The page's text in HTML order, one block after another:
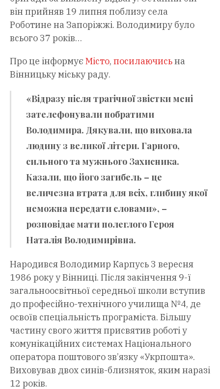
він прийняв 19 липня поблизу села
Роботине на Запоріжжі. Володимиру було
всього 37 років…
Про це інформує Місто, посилаючисьна
Вінницьку міську раду.
«Відразу після трагічної звістки мені
зателефонували побратими
Володимира. Дякували, що виховала
людину з великої літери. Гарного,
сильного та мужнього Захисника.
Казали, що його загибель – це
величезна втрата для всіх, глибину якої
неможна передати словами», –
розповідає мати полеглого Героя
Наталія Володимирівна.
Народився Володимир Карпусь 3 вересня
1986 року у Вінниці. Після закінчення 9-ї
загальноосвітньої середньої школи вступив
до професійно-технічного училища №4, де
освоїв спеціальність програміста. Більшу
частину свого життя присвятив роботі у
комунікаційних системах Національного
оператора поштового зв’язку «Укрпошта».
Виховував двох синів-близняток, яким наразі
12 років.